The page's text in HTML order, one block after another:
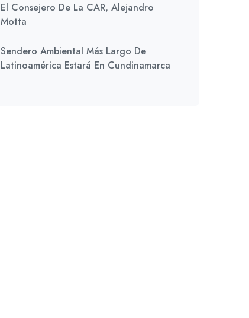
El Consejero De La CAR, Alejandro
Motta
Sendero Ambiental Más Largo De
Latinoamérica Estará En Cundinamarca